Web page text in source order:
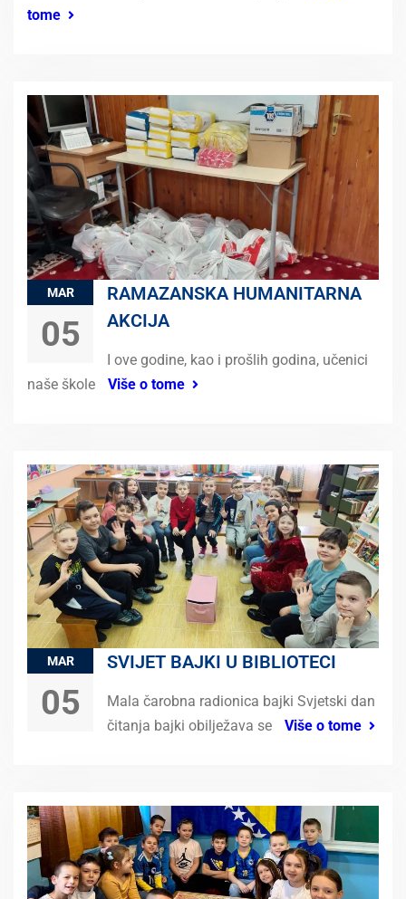
tome
MAR
05
RAMAZANSKA HUMANITARNA
AKCIJA
I ove godine, kao i prošlih godina, učenici
naše škole
Više o tome
MAR
05
SVIJET BAJKI U BIBLIOTECI
Mala čarobna radionica bajki Svjetski dan
čitanja bajki obilježava se
Više o tome